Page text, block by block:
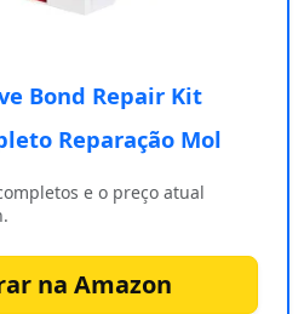
Bond Repair Kit
Reparação Mol
e o preço atual
na Amazon